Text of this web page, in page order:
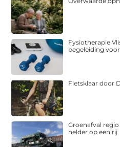
Fysiotherapie
begeleiding
Fietsklaar door
Groenafval
helder op een rij